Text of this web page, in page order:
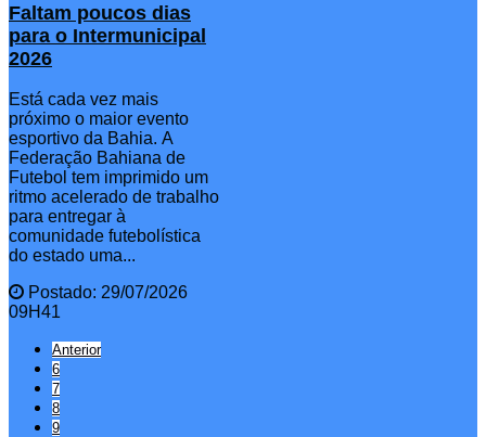
Faltam poucos dias
para o Intermunicipal
2026
Está cada vez mais
próximo o maior evento
esportivo da Bahia. A
Federação Bahiana de
Futebol tem imprimido um
ritmo acelerado de trabalho
para entregar à
comunidade futebolística
do estado uma...
Postado: 29/07/2026
09H41
Anterior
6
7
8
9